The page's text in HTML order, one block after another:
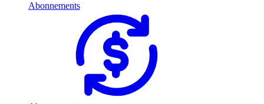
Abonnements